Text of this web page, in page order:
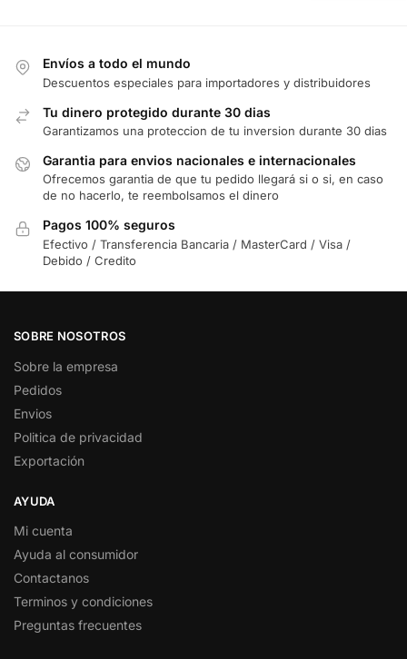
Envíos a todo el mundo
Descuentos especiales para importadores y distribuidores
Tu dinero protegido durante 30 dias
Garantizamos una proteccion de tu inversion durante 30 dias
Garantia para envios nacionales e internacionales
Ofrecemos garantia de que tu pedido llegará si o si, en caso
de no hacerlo, te reembolsamos el dinero
Pagos 100% seguros
Efectivo / Transferencia Bancaria / MasterCard / Visa /
Debido / Credito
SOBRE NOSOTROS
Sobre la empresa
Pedidos
Envios
Politica de privacidad
Exportación
AYUDA
Mi cuenta
Ayuda al consumidor
Contactanos
Terminos y condiciones
Preguntas frecuentes